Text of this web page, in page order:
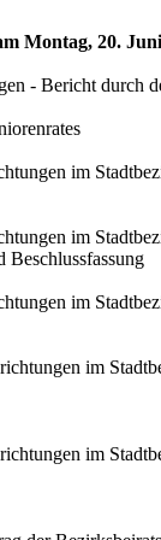
Montag, 20.
- Bericht durch
im
im
Beschlussfassung
im
im
im